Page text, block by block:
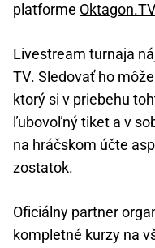
platforme Oktagon.TV
Livestream turnaja
TV. Sledovať ho
ktorý si v priebehu
ľubovoľný tiket a v
na hráčskom účte
zostatok.
Oficiálny partner
kompletné kurzy na